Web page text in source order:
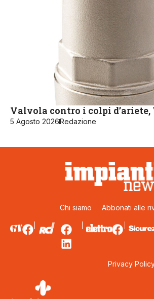
Valvola contro i colpi d’ariete,
5 Agosto 2026Redazione
Chi siamo Abbonati alle
Privacy